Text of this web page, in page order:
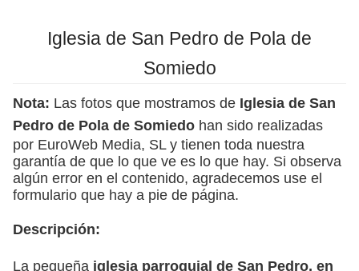
Iglesia de San Pedro de Pola de
Somiedo
Nota: Las fotos que mostramos de Iglesia de San
Pedro de Pola de Somiedo han sido realizadas
por EuroWeb Media, SL y tienen toda nuestra
garantía de que lo que ve es lo que hay. Si observa
algún error en el contenido, agradecemos use el
formulario que hay a pie de página.
Descripción:
La pequeña iglesia parroquial de San Pedro, en